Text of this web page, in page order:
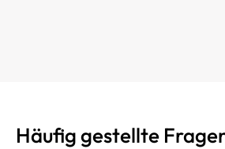
Häufig gestellte